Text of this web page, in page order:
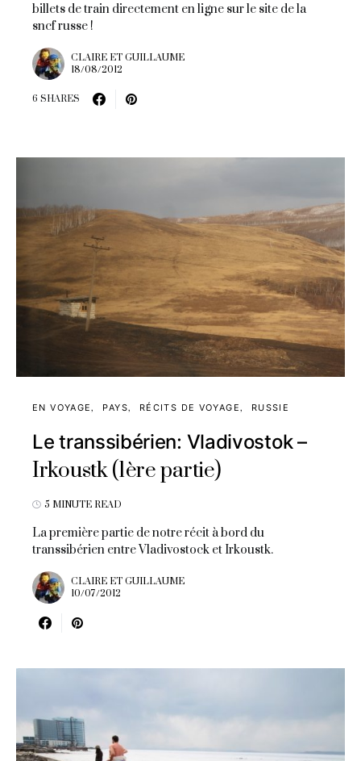
billets de train directement en ligne sur le site de la
sncf russe !
CLAIRE ET GUILLAUME
18/08/2012
6 SHARES
EN VOYAGE PAYS RÉCITS DE VOYAGE RUSSIE
Le transsibérien: Vladivostok –
Irkoustk (1ère partie)
5 MINUTE READ
La première partie de notre récit à bord du
transsibérien entre Vladivostock et Irkoustk.
CLAIRE ET GUILLAUME
10/07/2012